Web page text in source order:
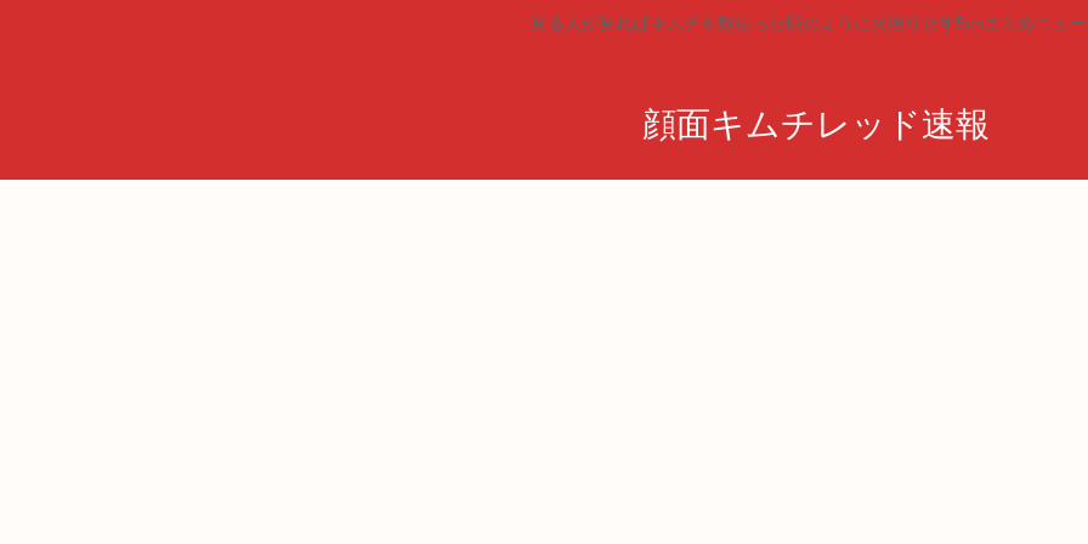
見る人が見ればキムチを頬張った時のように火照りだす5chまとめニュ
顔面キムチレッド速報